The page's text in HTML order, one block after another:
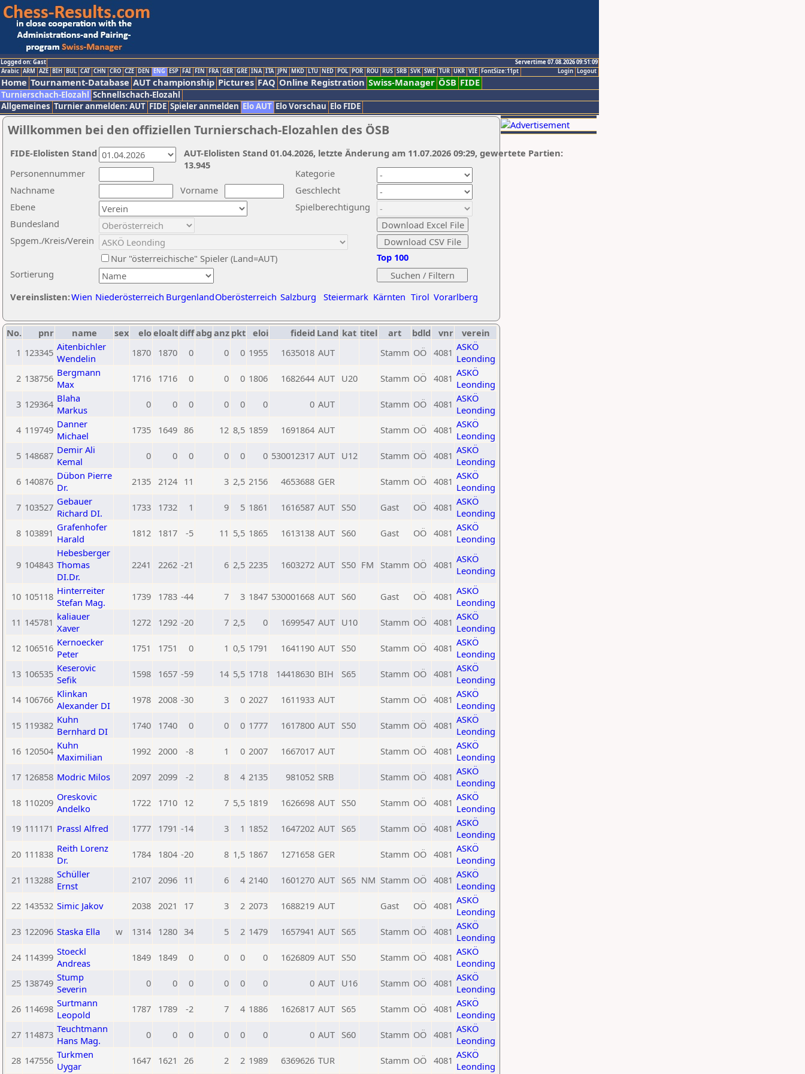
Logged on: Gast
Servertime 07.08.2026 09:51:09
Logout
Login
Arabic ARM AZE BIH BUL CAT CHN CRO CZE DEN ENG ESP FAI FIN FRA GER GRE INA ITA JPN MKD LTU NED POL POR ROU RUS SRB SVK SWE TUR UKR VIE FontSize:11pt
Home Tournament-Database AUT championship Pictures FAQ Online Registration Swiss-Manager ÖSB FIDE
Turnierschach-Elozahl Schnellschach-Elozahl
Allgemeines Turnier anmelden: AUT FIDE Spieler anmelden Elo AUT Elo Vorschau Elo FIDE
Willkommen bei den offiziellen Turnierschach-Elozahlen des ÖSB
Nachname
Vorname
Ebene
Kategorie
Sortierung
Personennummer
Bundesland
Spgem./Kreis/Verein
Geschlecht
Nur "österreichische" Spieler (Land=AUT)
Spielberechtigung
Vereinslisten:Wien Niederösterreich BurgenlandOberösterreich Salzburg Steiermark Kärnten Tirol Vorarlberg
Top 100
AUT-Elolisten Stand 01.04.2026, letzte Änderung am 11.07.2026 09:29, gewertete Partien:
13.945
FIDE-Elolisten Stand
No. pnr name sex eloeloaltdiffabg anz pkt eloi fideid Land kat titel art bdld vnr
verein
1 123345 Aitenbichler
Wendelin
1870 1870 0 0 0 1955 1635018 AUT Stamm OÖ 4081 ASKÖ
Leonding
2 138756 Bergmann
Max
1716 1716 0 0 0 1806 1682644 AUT U20 Stamm OÖ 4081 ASKÖ
Leonding
3 129364 Blaha
Markus
0 0 0 0 0 0 0 AUT Stamm OÖ 4081 ASKÖ
Leonding
4 119749 Danner
Michael
1735 1649 86 12 8,5 1859 1691864 AUT Stamm OÖ 4081 ASKÖ
Leonding
5 148687 Demir Ali
Kemal
0 0 0 0 0 0 530012317 AUT U12 Stamm OÖ 4081 ASKÖ
Leonding
6 140876 Dübon Pierre
Dr.
2135 2124 11 3 2,5 2156 4653688 GER Stamm OÖ 4081 ASKÖ
Leonding
7 103527 Gebauer
Richard DI.
1733 1732 1 9 5 1861 1616587 AUT S50 Gast OÖ 4081 ASKÖ
Leonding
8 103891 Grafenhofer
Harald
1812 1817 -5 11 5,5 1865 1613138 AUT S60 Gast OÖ 4081 ASKÖ
Leonding
9 104843
Hebesberger
Thomas
DI.Dr.
2241 2262 -21 6 2,5 2235 1603272 AUT S50 FM Stamm OÖ 4081 ASKÖ
Leonding
10 105118 Hinterreiter
Stefan Mag.
1739 1783 -44 7 3 1847 530001668 AUT S60 Gast OÖ 4081 ASKÖ
Leonding
11 145781 kaliauer
Xaver
1272 1292 -20 7 2,5 0 1699547 AUT U10 Stamm OÖ 4081 ASKÖ
Leonding
12 106516 Kernoecker
Peter
1751 1751 0 1 0,5 1791 1641190 AUT S50 Stamm OÖ 4081 ASKÖ
Leonding
13 106535 Keserovic
Sefik
1598 1657 -59 14 5,5 1718 14418630 BIH S65 Stamm OÖ 4081 ASKÖ
Leonding
14 106766 Klinkan
Alexander DI
1978 2008 -30 3 0 2027 1611933 AUT Stamm OÖ 4081 ASKÖ
Leonding
15 119382 Kuhn
Bernhard DI
1740 1740 0 0 0 1777 1617800 AUT S50 Stamm OÖ 4081 ASKÖ
Leonding
16 120504 Kuhn
Maximilian
1992 2000 -8 1 0 2007 1667017 AUT Stamm OÖ 4081 ASKÖ
Leonding
17 126858 Modric Milos 2097 2099 -2 8 4 2135 981052 SRB Stamm OÖ 4081 ASKÖ
Leonding
18 110209 Oreskovic
Andelko
1722 1710 12 7 5,5 1819 1626698 AUT S50 Stamm OÖ 4081 ASKÖ
Leonding
19 111171 Prassl Alfred 1777 1791 -14 3 1 1852 1647202 AUT S65 Stamm OÖ 4081 ASKÖ
Leonding
20 111838 Reith Lorenz
Dr.
1784 1804 -20 8 1,5 1867 1271658 GER Stamm OÖ 4081 ASKÖ
Leonding
21 113288 Schüller
Ernst
2107 2096 11 6 4 2140 1601270 AUT S65 NM Stamm OÖ 4081 ASKÖ
Leonding
22 143532 Simic Jakov 2038 2021 17 3 2 2073 1688219 AUT Gast OÖ 4081 ASKÖ
Leonding
23 122096 Staska Ella w 1314 1280 34 5 2 1479 1657941 AUT S65 Stamm OÖ 4081 ASKÖ
Leonding
24 114399 Stoeckl
Andreas
1849 1849 0 0 0 0 1626809 AUT S50 Stamm OÖ 4081 ASKÖ
Leonding
25 138749 Stump
Severin
0 0 0 0 0 0 0 AUT U16 Stamm OÖ 4081 ASKÖ
Leonding
26 114698 Surtmann
Leopold
1787 1789 -2 7 4 1886 1626817 AUT S65 Stamm OÖ 4081 ASKÖ
Leonding
27 114873 Teuchtmann
Hans Mag.
0 0 0 0 0 0 0 AUT S60 Stamm OÖ 4081 ASKÖ
Leonding
28 147556 Turkmen
Uygar
1647 1621 26 2 2 1989 6369626 TUR Stamm OÖ 4081 ASKÖ
Leonding